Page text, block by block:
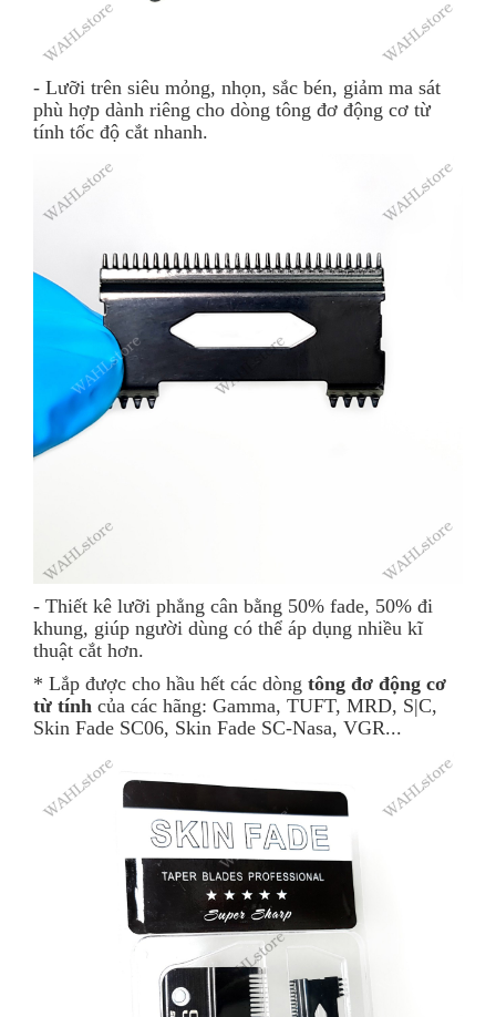
- Lưỡi trên siêu mỏng, nhọn, sắc bén, giảm ma sát
phù hợp dành riêng cho dòng tông đơ động cơ từ
tính tốc độ cắt nhanh.
- Thiết kê lưỡi phẳng cân bằng 50% fade, 50% đi
khung, giúp người dùng có thể áp dụng nhiều kĩ
thuật cắt hơn.
* Lắp được cho hầu hết các dòng tông đơ động cơ
từ tính của các hãng: Gamma, TUFT, MRD, S|C,
Skin Fade SC06, Skin Fade SC-Nasa, VGR...